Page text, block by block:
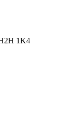
1K4